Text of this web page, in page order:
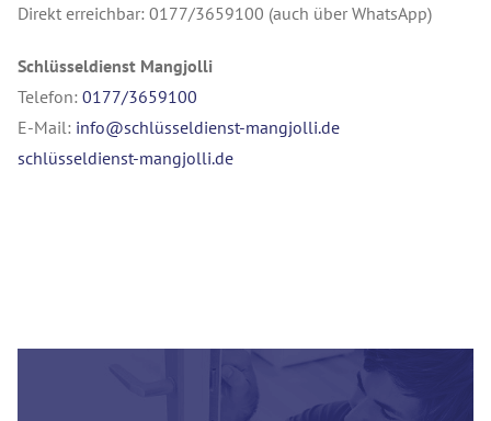
Direkt erreichbar: 0177/3659100 (auch über WhatsApp)
Schlüsseldienst Mangjolli
Telefon: 0177/3659100
E-Mail: info@schlüsseldienst-mangjolli.de
schlüsseldienst-mangjolli.de